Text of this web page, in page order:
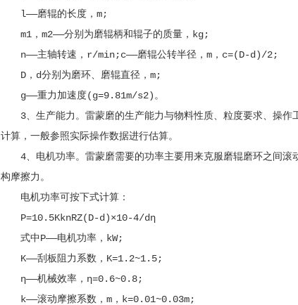
l——磨辊的长度，m;
m1，m2——分别为磨辊柄和辊子的质量，kg;
n——主轴转速，r/min;c——磨辊公转半径，m，c=(D-d)/2;
D，d分别为磨环、磨辊直径，m;
g——重力加速度(g=9.81m/s2)。
3、生产能力。雷蒙磨的生产能力与物料性质、粒度要求、操作
计算，一般参照实际操作数据进行估算。
4、电机功率。雷蒙磨需要的功率主要用来克服磨辊磨环之间滚
构摩擦力。
电机功率可按下式计算：
P=10.5KknRZ(D-d)×10-4/dη
式中P——电机功率，kW;
K——刮板阻力系数，K=1.2~1.5;
η——机械效率，η=0.6~0.8;
k——滚动摩擦系数，m，k=0.01~0.03m;